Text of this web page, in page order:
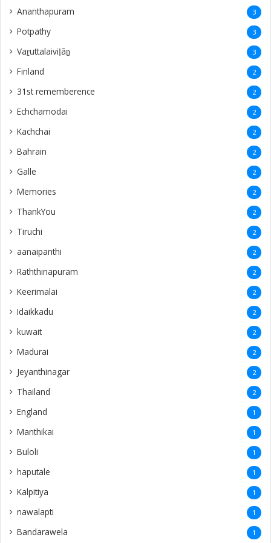
Ananthapuram 3
‎Potpathy 3
Vaṟuttalaiviḷāṉ 3
Finland 2
31st rememberence 2
Echchamodai 2
Kachchai 2
Bahrain 2
Galle 2
Memories 2
ThankYou 2
Tiruchi 2
aanaipanthi 2
Raththinapuram 2
Keerimalai 2
Idaikkadu 2
kuwait 2
Madurai 2
Jeyanthinagar 2
Thailand 2
England 1
Manthikai 1
Buloli 1
haputale 1
Kalpitiya 1
nawalapti 1
Bandarawela 1